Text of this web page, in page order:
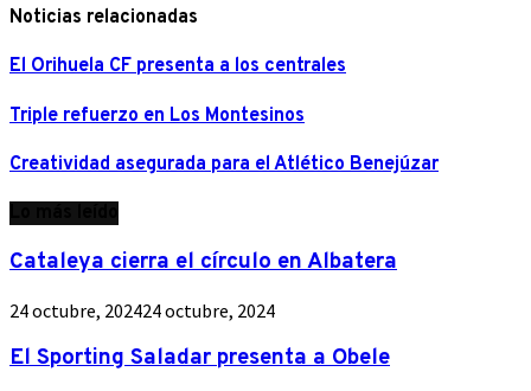
Noticias relacionadas
El Orihuela CF presenta a los centrales
Triple refuerzo en Los Montesinos
Creatividad asegurada para el Atlético Benejúzar
Cataleya cierra el círculo en Albatera
24 octubre, 202424 octubre, 2024
El Sporting Saladar presenta a Obele